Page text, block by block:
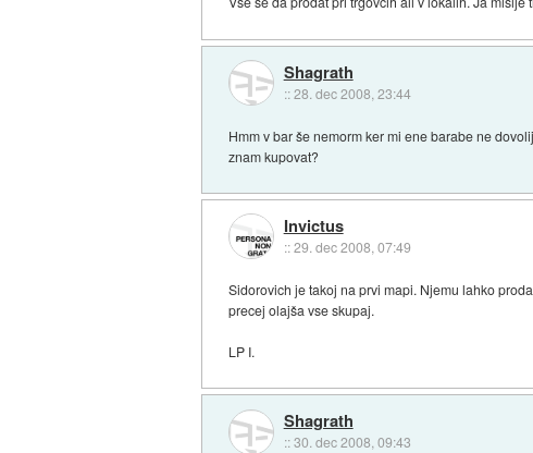
Shagrath
::28. dec 2008, 23:44
Hmm v bar še nemorm ker mi ene barabe ne
znam kupovat?
Invictus
::29. dec 2008, 07:49
Sidorovich je takoj na prvi mapi. Njemu lahko
precej olajša vse skupaj.
LP I.
Shagrath
::30. dec 2008, 09:43